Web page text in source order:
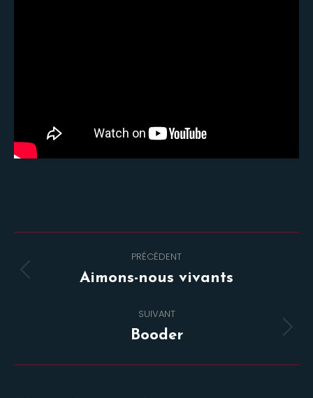
de
PRÉCÉDENT
Onglet
Aimons-nous vivants
SUIVANT
Projets
Booder